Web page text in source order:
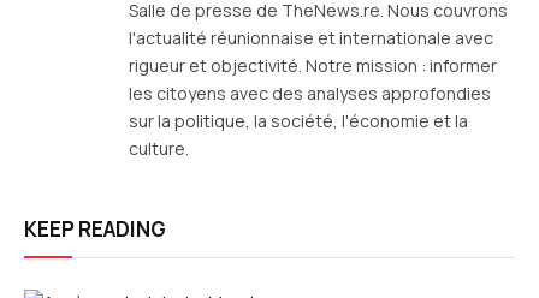
Salle de presse de TheNews.re. Nous couvrons
l'actualité réunionnaise et internationale avec
rigueur et objectivité. Notre mission : informer
les citoyens avec des analyses approfondies
sur la politique, la société, l'économie et la
culture.
KEEP READING